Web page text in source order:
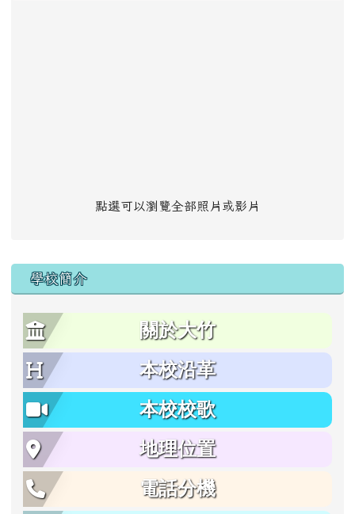
點選可以瀏覽全部照片或影片
學校簡介
關於大竹
本校沿革
本校校歌
地理位置
電話分機